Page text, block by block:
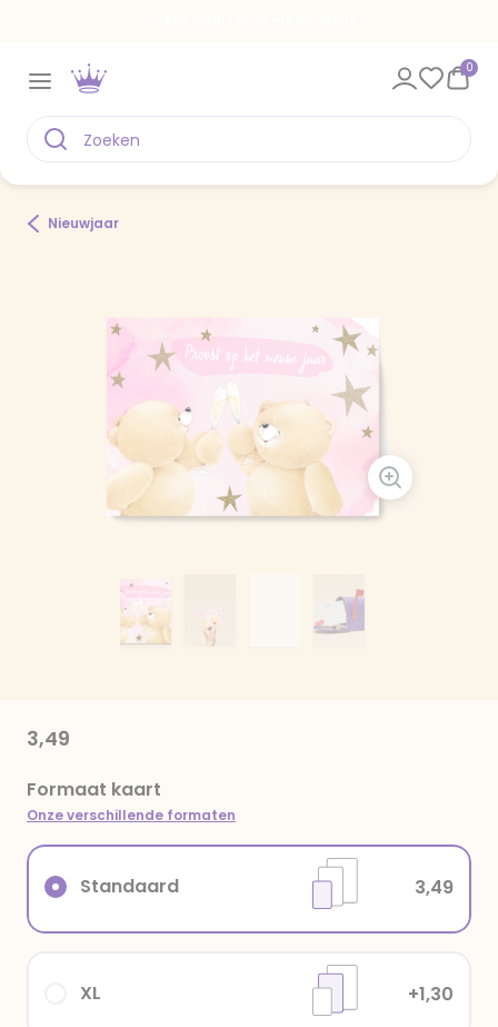
0
Nieuwjaar
3,49
Formaat kaart
Onze verschillende formaten
XL +1,30
Standaard 3,49